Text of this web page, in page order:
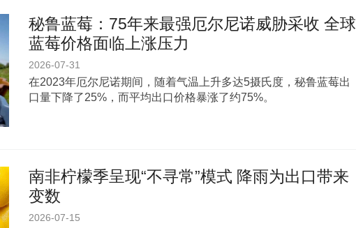
秘鲁蓝莓：75年来最强厄尔尼诺威胁采收 全球
蓝莓价格面临上涨压力
2026-07-31
在2023年厄尔尼诺期间，随着气温上升多达5摄氏度，秘鲁蓝莓出
口量下降了25%，而平均出口价格暴涨了约75%。
南非柠檬季呈现“不寻常”模式 降雨为出口带来
变数
2026-07-15